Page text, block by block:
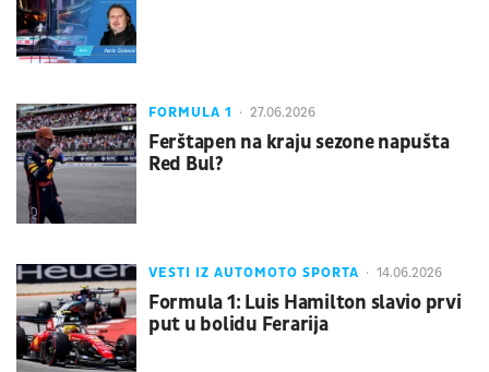
FORMULA 1 27.06.2026
Ferštapen na kraju sezone napušta
Red Bul?
VESTI IZ AUTOMOTO SPORTA 14.06.2026
Formula 1: Luis Hamilton slavio prvi
put u bolidu Ferarija